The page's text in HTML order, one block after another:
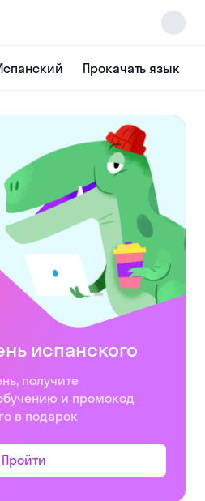
Прокачать язык
испанского
получите
и промокод
в подарок
Пройти